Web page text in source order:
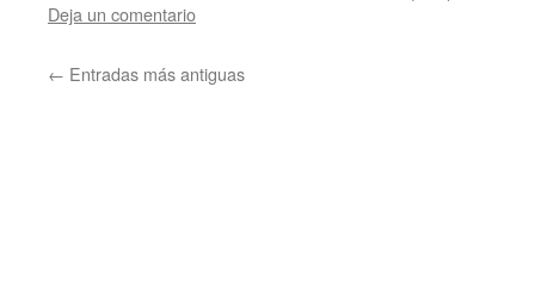
Deja un comentario
← Entradas más antiguas